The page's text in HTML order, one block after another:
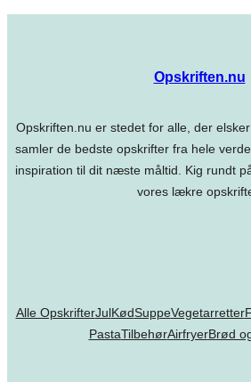
Opskriften.nu
Opskriften.nu er stedet for alle, der
samler de bedste opskrifter fra hele
inspiration til dit næste måltid. Kig rundt
vores lækre
Alle OpskrifterJulKødSuppeVegetarretter
PastaTilbehørAirfryerBrød